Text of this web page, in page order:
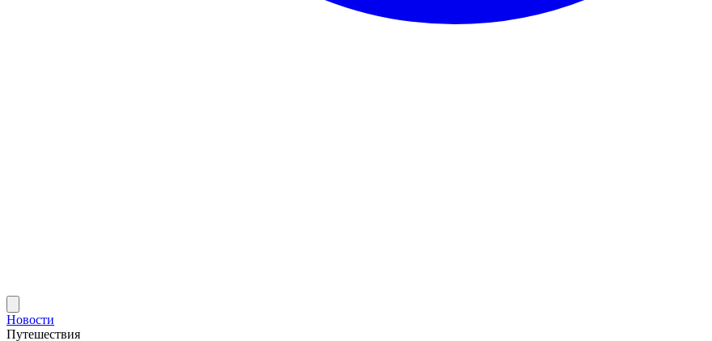
Новости
Путешествия